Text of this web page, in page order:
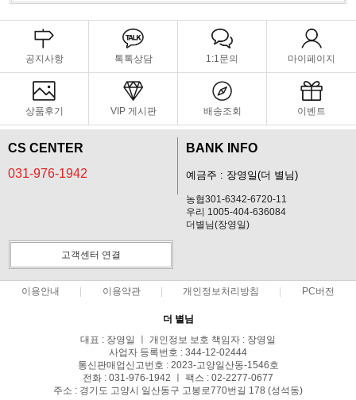
공지사항 톡톡상담 1:1문의 마이페이지
상품후기 VIP 게시판 배송조회 이벤트
CS CENTER
031-976-1942
BANK INFO
예금주 : 장영일(더 별님)
농협301-6342-6720-11
우리 1005-404-636084
더별님(장영일)
고객센터 연결
이용안내 이용약관 개인정보처리방침 PC버전
더 별님
대표 : 장영일 ㅣ 개인정보 보호 책임자 : 장영일
사업자 등록번호 : 344-12-02444
통신판매업신고번호 : 2023-고양일산동-1546호
전화 : 031-976-1942 ㅣ 팩스 : 02-2277-0677
주소 : 경기도 고양시 일산동구 고봉로770번길 178 (성석동)